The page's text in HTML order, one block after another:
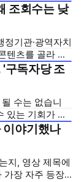
을 국민에게 쉽
게 느껴질 수
꼼꼼한 준비를
낸 것이 특징입
조회수는 낮
기관·광역자치
텐츠를 골라 그
순위표 맨 위에
택한 콘텐츠
'구독자당 조
수는 없습니
있는 기회가 많
. 억지로 구독
높은 구독자를
관과 광역자치
중앙행정
통합하여
이야기했나
지, 영상 제목에
가장 자주 등장